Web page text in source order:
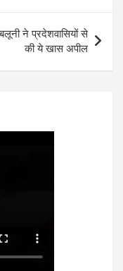
ने प्रदेशवासियों से
की ये खास अपील